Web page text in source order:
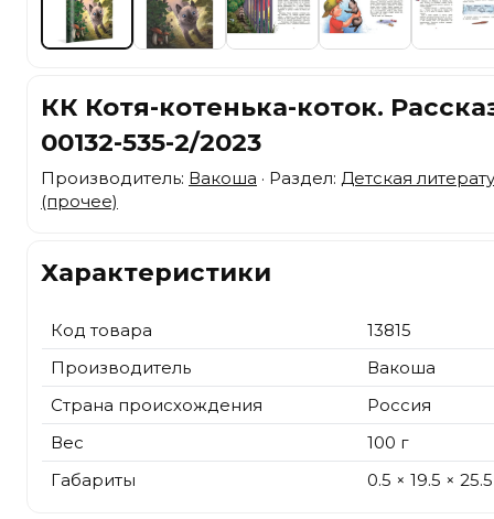
КК Котя-котенька-коток.
00132-535-2/2023
Производитель: Вакоша · Раздел: Детская
(прочее)
Характеристики
Код товара
13815
Производитель
Вакоша
Страна происхождения
Россия
Вес
100 г
Габариты
0.5 × 19.5 ×